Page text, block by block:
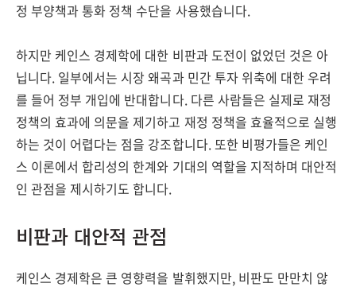
정 부양책과 통화 정책 수단을 사용했습니다.
하지만 케인스 경제학에 대한 비판과 도전이 없었던 것은 아
닙니다. 일부에서는 시장 왜곡과 민간 투자 위축에 대한 우려
를 들어 정부 개입에 반대합니다. 다른 사람들은 실제로 재정
정책의 효과에 의문을 제기하고 재정 정책을 효율적으로 실행
하는 것이 어렵다는 점을 강조합니다. 또한 비평가들은 케인
스 이론에서 합리성의 한계와 기대의 역할을 지적하며 대안적
인 관점을 제시하기도 합니다.
비판과 대안적 관점
케인스 경제학은 큰 영향력을 발휘했지만, 비판도 만만치 않